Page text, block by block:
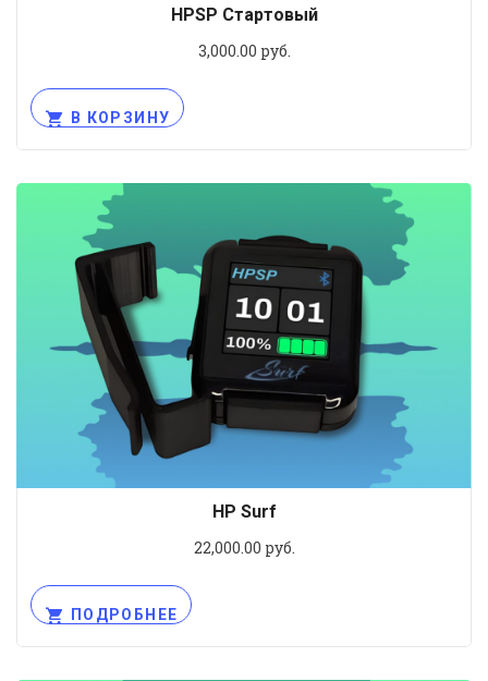
HPSP Стартовый
3,000.00 руб.
В КОРЗИНУ
HP Surf
22,000.00 руб.
ПОДРОБНЕЕ